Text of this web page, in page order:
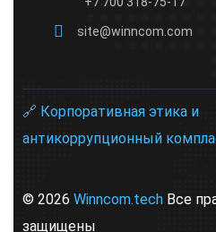
site@winncom.com
🔗 Корпоративная этика и
антикоррупционный
© 2026 Winncom.tech Все
защищены